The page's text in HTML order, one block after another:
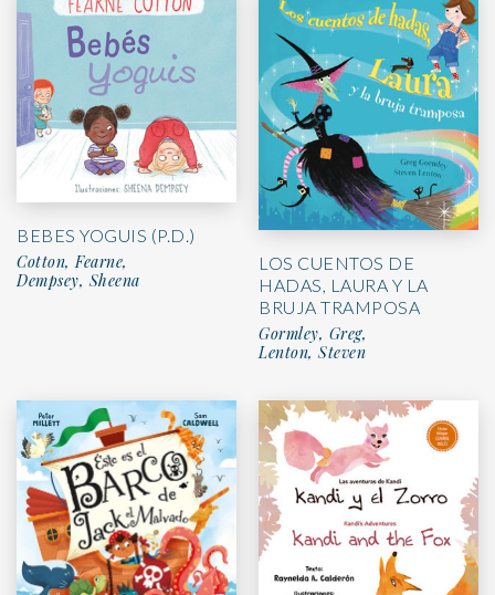
BEBES YOGUIS (P.D.)
Cotton, Fearne,
Dempsey, Sheena
LOS CUENTOS DE
HADAS, LAURA Y LA
BRUJA TRAMPOSA
Gormley, Greg,
Lenton, Steven